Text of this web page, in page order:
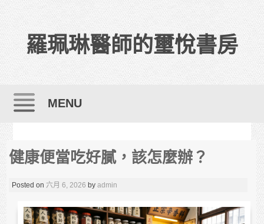
羅珮琳醫師的璽悅書房
MENU
健康便當吃好膩，該怎麼辦？
Posted on六月 6, 2026 byadmin